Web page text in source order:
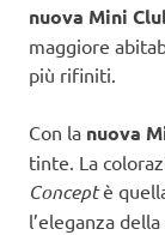
nuova Mini
maggiore
più rifiniti.
Con la nuova
tinte. La
Conceptè
l’eleganza